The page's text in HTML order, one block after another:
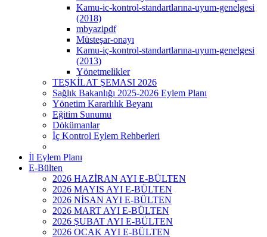
Kamu-ic-kontrol-standartlarına-uyum-genelgesi
(2018)
mbyazipdf
Müsteşar-onayı
Kamu-iç-kontrol-standartlarına-uyum-genelgesi
(2013)
Yönetmelikler
TEŞKİLAT ŞEMASI 2026
Sağlık Bakanlığı 2025-2026 Eylem Planı
Yönetim Kararlılık Beyanı
Eğitim Sunumu
Dökümanlar
İç Kontrol Eylem Rehberleri
İl Eylem Planı
E-Bülten
2026 HAZİRAN AYI E-BÜLTEN
2026 MAYIS AYI E-BÜLTEN
2026 NİSAN AYI E-BÜLTEN
2026 MART AYI E-BÜLTEN
2026 ŞUBAT AYI E-BÜLTEN
2026 OCAK AYI E-BÜLTEN